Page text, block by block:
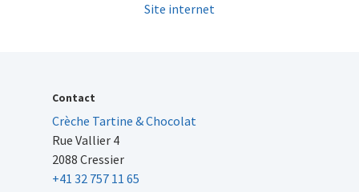
Site internet
Contact
Crèche Tartine & Chocolat
Rue Vallier 4
2088 Cressier
+41 32 757 11 65